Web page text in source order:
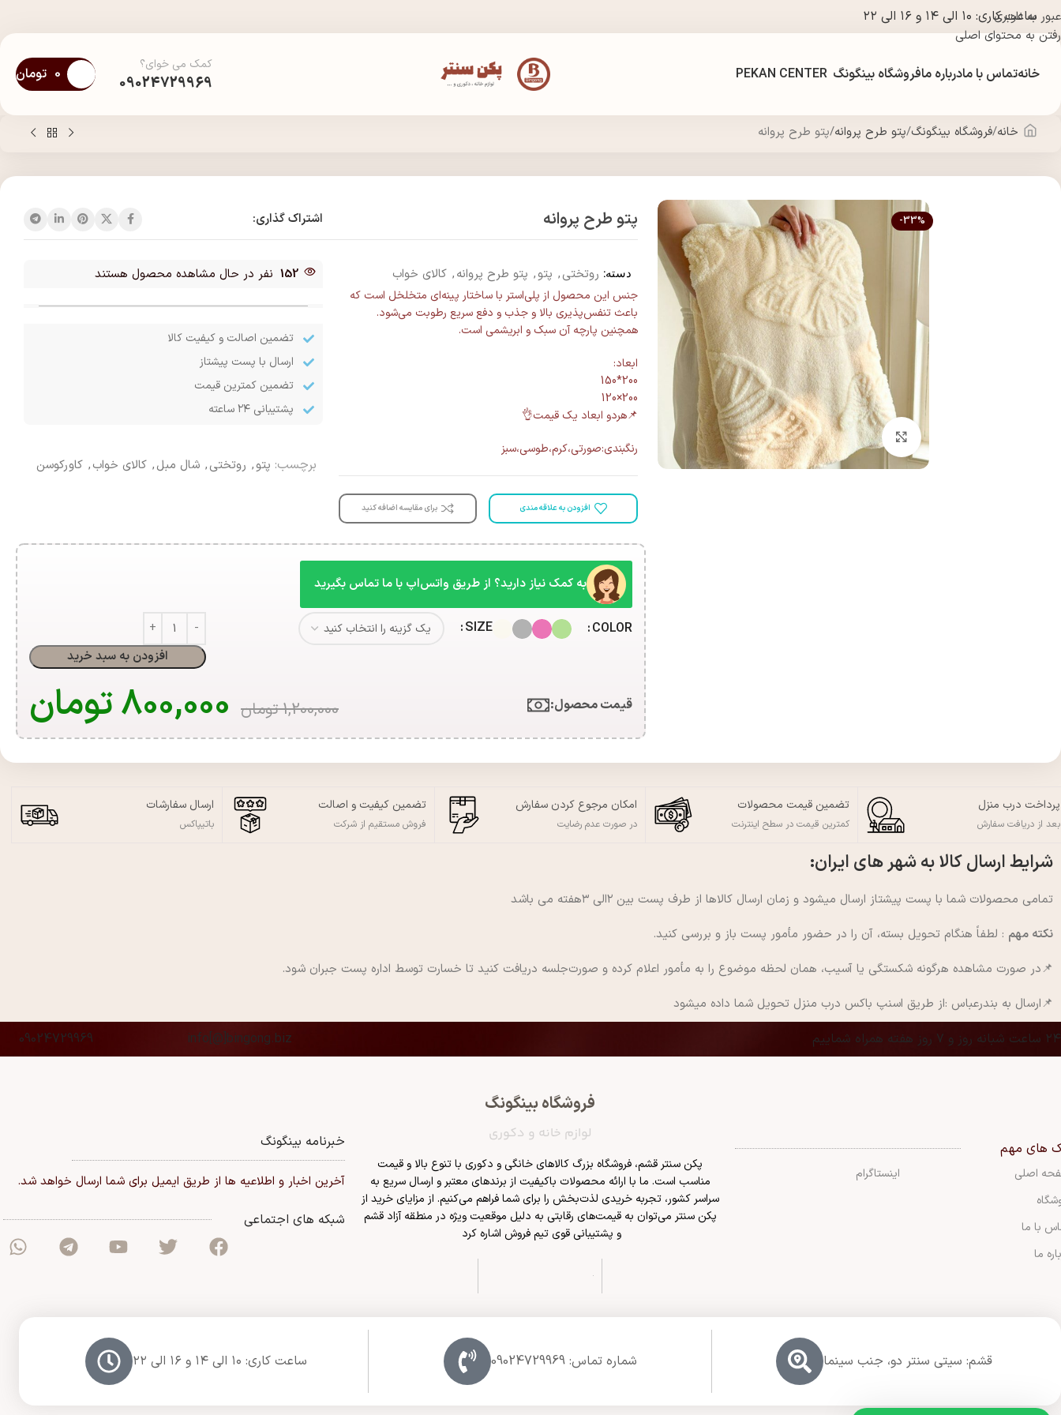
عبور به ناوبری
رفتن به محتوای اصلی
ساعت کاری: ۱۰ الی ۱۴ و ۱۶ الی ۲۲
خانهتماس با مادرباره مافروشگاه بینگونگ PEKAN CENTER
کمک می خوای؟
09024729969
0 تومان
خانه فروشگاه بینگونگ پتو طرح پروانه پتو طرح پروانه
-33%
بزرگنمایی تصویر
پتو طرح پروانه اشتراک گذاری:
دسته: روتختی, پتو, پتو طرح پروانه, کالای خواب
جنس این محصول از پلی‌استر با ساختار پینه‌ای متخلخل است که
باعث تنفس‌پذیری بالا و جذب و دفع سریع رطوبت می‌شود.
همچنین پارچه آن سبک و ابریشمی است.
ابعاد:
200*150
200×120
📌هردو ابعاد یک قیمت👌
رنگبندی:صورتی،کرم،طوسی،سبز
افزودن به علاقه مندی برای مقایسه اضافه کنید
152 نفر در حال مشاهده محصول هستند
تضمین اصالت و کیفیت کالا
ارسال با پست پیشتاز
تضمین کمترین قیمت
پشتیبانی ۲۴ ساعته
برچسب: پتو, روتختی, شال مبل, کالای خواب, کاورکوسن
به کمک نیاز دارید؟ از طریق واتس‌اپ با ما تماس بگیرید
COLOR
SIZE
افزودن به سبد خرید
قیمت محصول:​ 1,200,000 تومان 800,000تومان
پرداخت درب منزل
بعد از دریافت سفارش
تضمین قیمت محصولات
کمترین قیمت در سطح اینترنت
امکان مرجوع کردن سفارش
در صورت عدم رضایت
تضمین کیفیت و اصالت
فروش مستقیم از شرکت
ارسال سفارشات
باتیپاکس
شرایط ارسال کالا به شهر های ایران:
تمامی محصولات شما با پست پیشتاز ارسال میشود و زمان ارسال کالاها از طرف پست بین ۲الی ۳هفته می باشد
نکته مهم : لطفاً هنگام تحویل بسته، آن را در حضور مأمور پست باز و بررسی کنید.
📌در صورت مشاهده هرگونه شکستگی یا آسیب، همان لحظه موضوع را به مأمور اعلام کرده و صورت‌جلسه دریافت کنید تا خسارت توسط اداره پست جبران شود.
📌ارسال به بندرعباس :از طریق اسنپ باکس درب منزل تحویل شما داده میشود
۲۴ ساعت شبانه روز و ۷ روز هفته همراه شماییم info[@]bingong.biz
09024729969
های مهم
اصلی
با ما
ما
اینستاگرام
فروشگاه بینگونگ
لوازم خانه و دکوری
پکن سنتر قشم، فروشگاه بزرگ کالاهای خانگی و دکوری با تنوع بالا و قیمت
مناسب است. ما با ارائه محصولات باکیفیت از برندهای معتبر و ارسال سریع به
سراسر کشور، تجربه خریدی لذت‌بخش را برای شما فراهم می‌کنیم. از مزایای خرید از
پکن سنتر می‌توان به قیمت‌های رقابتی به دلیل موقعیت ویژه در منطقه آزاد قشم
و پشتیبانی قوی تیم فروش اشاره کرد
خبرنامه بینگونگ
آخرین اخبار و اطلاعیه ها از طریق ایمیل برای شما ارسال خواهد شد.
شبکه های اجتماعی
قشم: سیتی سنتر دو، جنب سینما شماره تماس: 09024729969 ساعت کاری: ۱۰ الی ۱۴ و ۱۶ الی ۲۲